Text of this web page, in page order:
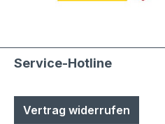
Service-Hotline
Vertrag widerrufen